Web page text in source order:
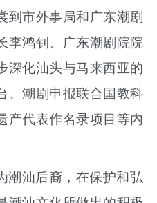
到市外事局和广东潮剧
李鸿钊、广东潮剧院院
深化汕头与马来西亚的
、潮剧申报联合国教科
产代表作名录项目等内
潮汕后裔，在保护和弘